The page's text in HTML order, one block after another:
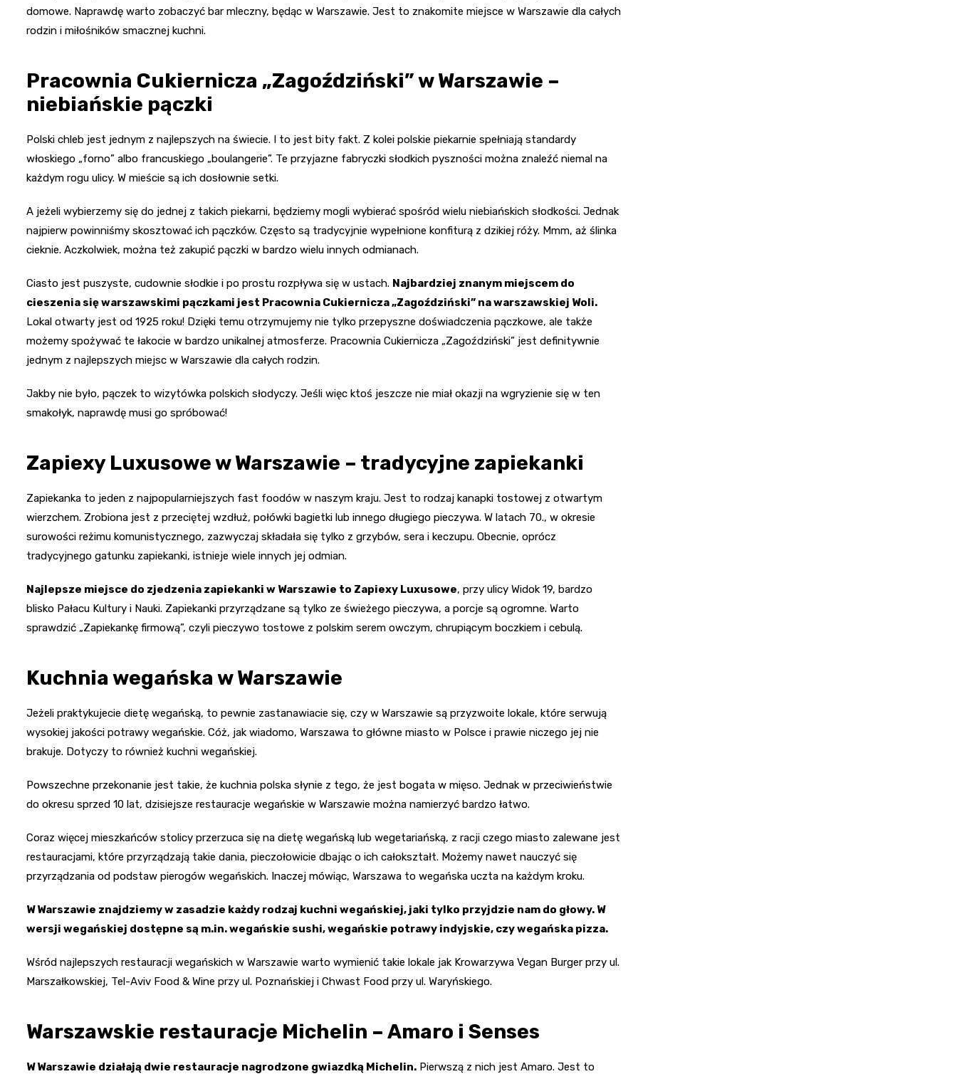
domowe. Naprawdę warto zobaczyć bar mleczny, będąc w Warszawie. Jest to znakomite miejsce w Warszawie dla całych
rodzin i miłośników smacznej kuchni.
Pracownia Cukiernicza „Zagoździński” w Warszawie –
niebiańskie pączki
Polski chleb jest jednym z najlepszych na świecie. I to jest bity fakt. Z kolei polskie piekarnie spełniają standardy
włoskiego „forno” albo francuskiego „boulangerie”. Te przyjazne fabryczki słodkich pyszności można znaleźć niemal na
każdym rogu ulicy. W mieście są ich dosłownie setki.
A jeżeli wybierzemy się do jednej z takich piekarni, będziemy mogli wybierać spośród wielu niebiańskich słodkości. Jednak
najpierw powinniśmy skosztować ich pączków. Często są tradycyjnie wypełnione konfiturą z dzikiej róży. Mmm, aż ślinka
cieknie. Aczkolwiek, można też zakupić pączki w bardzo wielu innych odmianach.
Ciasto jest puszyste, cudownie słodkie i po prostu rozpływa się w ustach. Najbardziej znanym miejscem do
cieszenia się warszawskimi pączkami jest Pracownia Cukiernicza „Zagoździński” na warszawskiej Woli.
Lokal otwarty jest od 1925 roku! Dzięki temu otrzymujemy nie tylko przepyszne doświadczenia pączkowe, ale także
możemy spożywać te łakocie w bardzo unikalnej atmosferze. Pracownia Cukiernicza „Zagoździński” jest definitywnie
jednym z najlepszych miejsc w Warszawie dla całych rodzin.
Jakby nie było, pączek to wizytówka polskich słodyczy. Jeśli więc ktoś jeszcze nie miał okazji na wgryzienie się w ten
smakołyk, naprawdę musi go spróbować!
Zapiexy Luxusowe w Warszawie – tradycyjne zapiekanki
Zapiekanka to jeden z najpopularniejszych fast foodów w naszym kraju. Jest to rodzaj kanapki tostowej z otwartym
wierzchem. Zrobiona jest z przeciętej wzdłuż, połówki bagietki lub innego długiego pieczywa. W latach 70., w okresie
surowości reżimu komunistycznego, zazwyczaj składała się tylko z grzybów, sera i keczupu. Obecnie, oprócz
tradycyjnego gatunku zapiekanki, istnieje wiele innych jej odmian.
Najlepsze miejsce do zjedzenia zapiekanki w Warszawie to Zapiexy Luxusowe, przy ulicy Widok 19, bardzo
blisko Pałacu Kultury i Nauki. Zapiekanki przyrządzane są tylko ze świeżego pieczywa, a porcje są ogromne. Warto
sprawdzić „Zapiekankę firmową”, czyli pieczywo tostowe z polskim serem owczym, chrupiącym boczkiem i cebulą.
Kuchnia wegańska w Warszawie
Jeżeli praktykujecie dietę wegańską, to pewnie zastanawiacie się, czy w Warszawie są przyzwoite lokale, które serwują
wysokiej jakości potrawy wegańskie. Cóż, jak wiadomo, Warszawa to główne miasto w Polsce i prawie niczego jej nie
brakuje. Dotyczy to również kuchni wegańskiej.
Powszechne przekonanie jest takie, że kuchnia polska słynie z tego, że jest bogata w mięso. Jednak w przeciwieństwie
do okresu sprzed 10 lat, dzisiejsze restauracje wegańskie w Warszawie można namierzyć bardzo łatwo.
Coraz więcej mieszkańców stolicy przerzuca się na dietę wegańską lub wegetariańską, z racji czego miasto zalewane jest
restauracjami, które przyrządzają takie dania, pieczołowicie dbając o ich całokształt. Możemy nawet nauczyć się
przyrządzania od podstaw pierogów wegańskich. Inaczej mówiąc, Warszawa to wegańska uczta na każdym kroku.
W Warszawie znajdziemy w zasadzie każdy rodzaj kuchni wegańskiej, jaki tylko przyjdzie nam do głowy. W
wersji wegańskiej dostępne są m.in. wegańskie sushi, wegańskie potrawy indyjskie, czy wegańska pizza.
Wśród najlepszych restauracji wegańskich w Warszawie warto wymienić takie lokale jak Krowarzywa Vegan Burger przy ul.
Marszałkowskiej, Tel-Aviv Food & Wine przy ul. Poznańskiej i Chwast Food przy ul. Waryńskiego.
Warszawskie restauracje Michelin – Amaro i Senses
W Warszawie działają dwie restauracje nagrodzone gwiazdką Michelin. Pierwszą z nich jest Amaro. Jest to